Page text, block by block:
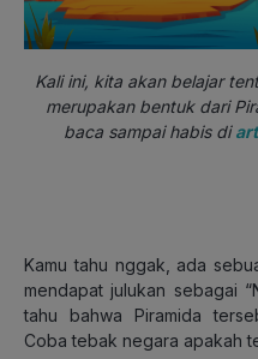
Kali ini, kita akan belajar
merupakan bentuk dari
baca sampai habis di
Kamu tahu nggak, ada
mendapat julukan sebagai
tahu bahwa Piramida
Coba tebak negara apakah